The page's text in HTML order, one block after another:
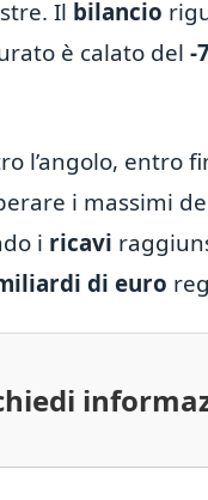
Il bilancio
è calato del -
l’angolo, entro
i massimi
i ricavi
di euro